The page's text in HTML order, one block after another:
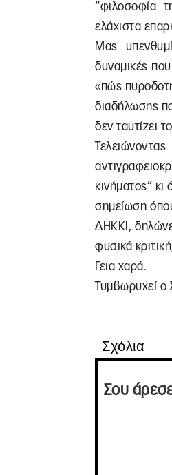
“φιλοσοφία
ελάχιστα
Μας
δυναμικές
«πώς
διαδήλωσης
δεν ταυτίζει
κινήματος”
σημείωση
ΔΗΚΚΙ,
φυσικά
Γεια χαρά.
Τυμβωρυχεί ο
Σχόλια
Σου